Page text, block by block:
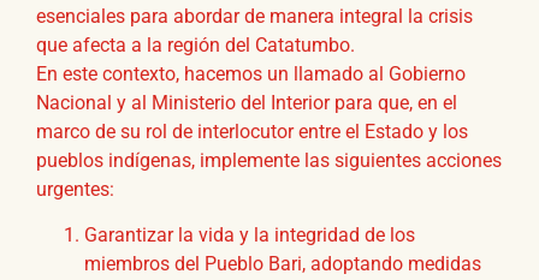
esenciales para abordar de manera integral la crisis
que afecta a la región del Catatumbo.
En este contexto, hacemos un llamado al Gobierno
Nacional y al Ministerio del Interior para que, en el
marco de su rol de interlocutor entre el Estado y los
pueblos indígenas, implemente las siguientes acciones
urgentes:
Garantizar la vida y la integridad de los
miembros del Pueblo Bari, adoptando medidas